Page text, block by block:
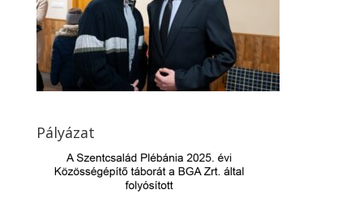
Pályázat